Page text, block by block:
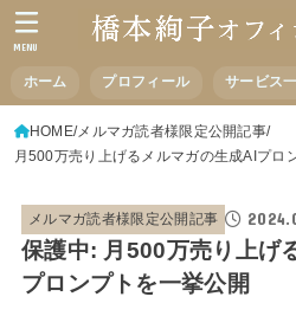
ホーム プロフィール サービス
MENU
HOME メルマガ読者様限定公開記事
月500万売り上げるメルマガの生成AIプロ
メルマガ読者様限定公開記事
保護中: 月500万売り上げ
プロンプトを一挙公開